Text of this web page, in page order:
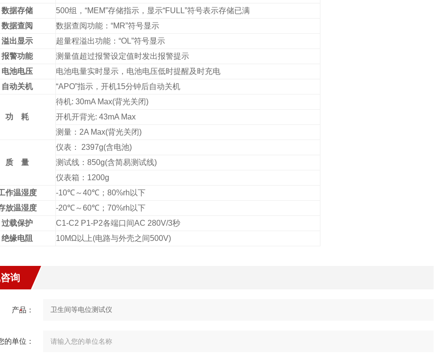
数据存储
500组，“MEM”存储指示，显示“FULL”符号表示存储已满
数据查阅
数据查阅功能：“MR”符号显示
溢出显示
超量程溢出功能：“OL”符号显示
报警功能
测量值超过报警设定值时发出报警提示
电池电压
电池电量实时显示，电池电压低时提醒及时充电
自动关机
“APO”指示，开机15分钟后自动关机
功 耗
待机: 30mA Max(背光关闭)
开机开背光: 43mA Max
测量：2A Max(背光关闭)
质 量
仪表： 2397g(含电池)
测试线：850g(含简易测试线)
仪表箱：1200g
作温湿度
-10℃～40℃；80%rh以下
放温湿度
-20℃～60℃；70%rh以下
过载保护
C1-C2 P1-P2各端口间AC 280V/3秒
绝缘电阻
10MΩ以上(电路与外壳之间500V)
询
产品：
的单位：